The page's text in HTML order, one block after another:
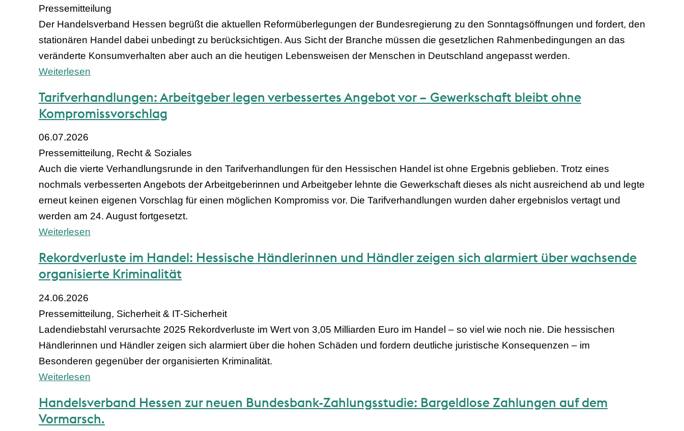
Pressemitteilung
Der Handelsverband Hessen begrüßt die aktuellen Reformüberlegungen der Bundesregierung zu den Sonntagsöffnungen und fordert, den
stationären Handel dabei unbedingt zu berücksichtigen. Aus Sicht der Branche müssen die gesetzlichen Rahmenbedingungen an das
veränderte Konsumverhalten aber auch an die heutigen Lebensweisen der Menschen in Deutschland angepasst werden.
Weiterlesen
Tarifverhandlungen: Arbeitgeber legen verbessertes Angebot vor – Gewerkschaft bleibt ohne
Kompromissvorschlag
06.07.2026
Pressemitteilung, Recht & Soziales
Auch die vierte Verhandlungsrunde in den Tarifverhandlungen für den Hessischen Handel ist ohne Ergebnis geblieben. Trotz eines
nochmals verbesserten Angebots der Arbeitgeberinnen und Arbeitgeber lehnte die Gewerkschaft dieses als nicht ausreichend ab und legte
erneut keinen eigenen Vorschlag für einen möglichen Kompromiss vor. Die Tarifverhandlungen wurden daher ergebnislos vertagt und
werden am 24. August fortgesetzt.
Weiterlesen
Rekordverluste im Handel: Hessische Händlerinnen und Händler zeigen sich alarmiert über wachsende
organisierte Kriminalität
24.06.2026
Pressemitteilung, Sicherheit & IT-Sicherheit
Ladendiebstahl verursachte 2025 Rekordverluste im Wert von 3,05 Milliarden Euro im Handel – so viel wie noch nie. Die hessischen
Händlerinnen und Händler zeigen sich alarmiert über die hohen Schäden und fordern deutliche juristische Konsequenzen – im
Besonderen gegenüber der organisierten Kriminalität.
Weiterlesen
Handelsverband Hessen zur neuen Bundesbank-Zahlungsstudie: Bargeldlose Zahlungen auf dem
Vormarsch.